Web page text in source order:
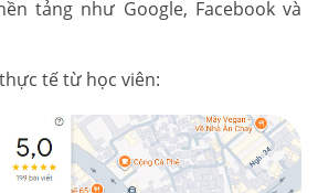
tảng như Google, Facebook và
tế từ học viên: